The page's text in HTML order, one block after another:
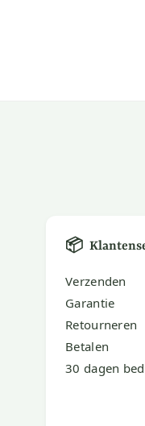
📦
Verzenden
Garantie
Retourneren
Betalen
30 dagen